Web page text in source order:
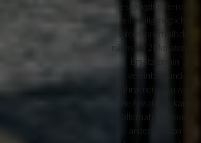
festgelegten Termin,
einmalig möglich,
sofern innerhalb der
nächsten 2 Monaten ein
Ersatztermin
vereinbart und
wahrgenommen wird.
Die Anzahlung kann
alternativ auf eine
andere Person